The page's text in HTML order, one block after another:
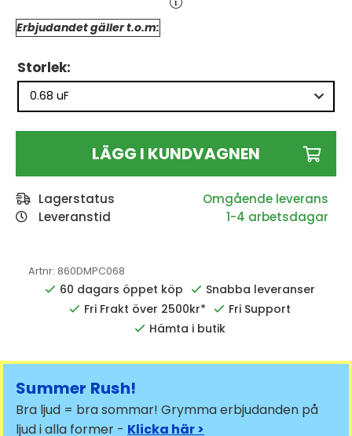
Erbjudandet gäller t.o.m:
Storlek:
LÄGG I KUNDVAGNEN
Lagerstatus
Leveranstid
1-4 arbetsdagar
Artnr: 860DMPC068
60 dagars öppet köp
Snabba leveranser
Fri Frakt över 2500kr*
Fri Support
Hämta i butik
Summer Rush!
Bra ljud = bra sommar! Grymma erbjudanden på
ljud i alla former - Klicka här >